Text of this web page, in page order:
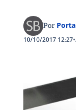
Por
10/10/2017 12:27•